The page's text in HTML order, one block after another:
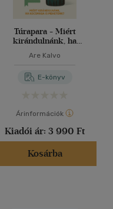
Túrapara - Miért
kirándulnánk, ha
Are Kalvo
E-könyv
Árinformációk
Kiadói ár: 3 990 Ft
Kosárba